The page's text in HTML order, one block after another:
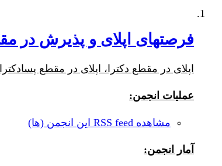
فرصتهای اپلای و پذیرش در
اپلای در مقطع دکترا، اپلای در مقطع
عملیات انجمن:
مشاهده RSS feed این انجمن (ها)
آمار انجمن: